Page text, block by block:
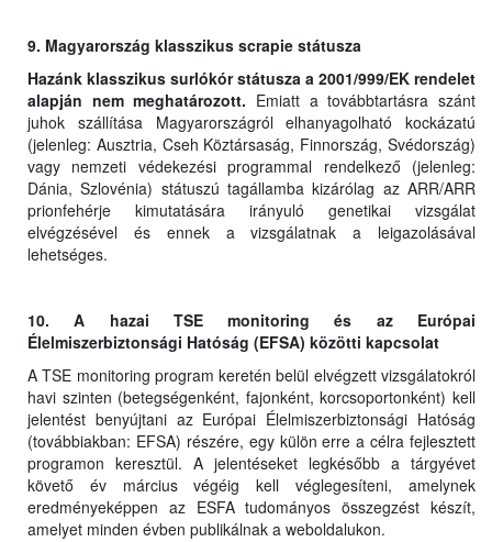
9. Magyarország klasszikus scrapie státusza
Hazánk klasszikus surlókór státusza a 2001/999/EK rendelet
alapján nem meghatározott. Emiatt a továbbtartásra szánt
juhok szállítása Magyarországról elhanyagolható kockázatú
(jelenleg: Ausztria, Cseh Köztársaság, Finnország, Svédország)
vagy nemzeti védekezési programmal rendelkező (jelenleg:
Dánia, Szlovénia) státuszú tagállamba kizárólag az ARR/ARR
prionfehérje kimutatására irányuló genetikai vizsgálat
elvégzésével és ennek a vizsgálatnak a leigazolásával
lehetséges.
10. A hazai TSE monitoring és az Európai
Élelmiszerbiztonsági Hatóság (EFSA) közötti kapcsolat
A TSE monitoring program keretén belül elvégzett vizsgálatokról
havi szinten (betegségenként, fajonként, korcsoportonként) kell
jelentést benyújtani az Európai Élelmiszerbiztonsági Hatóság
(továbbiakban: EFSA) részére, egy külön erre a célra fejlesztett
programon keresztül. A jelentéseket legkésőbb a tárgyévet
követő év március végéig kell véglegesíteni, amelynek
eredményeképpen az ESFA tudományos összegzést készít,
amelyet minden évben publikálnak a weboldalukon.